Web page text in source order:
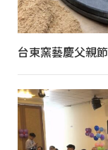
台東窯藝慶父親